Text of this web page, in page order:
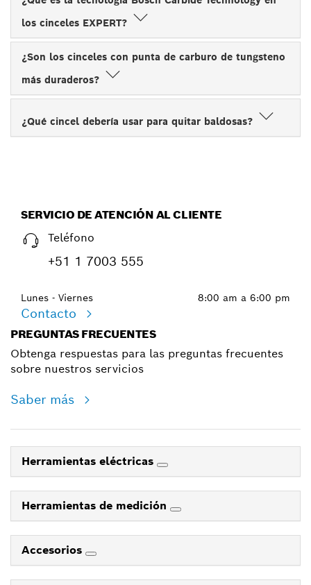
los cinceles EXPERT?
¿Son los cinceles con punta de carburo de tungsteno
más duraderos?
¿Qué cincel debería usar para quitar baldosas?
SERVICIO DE ATENCIÓN AL CLIENTE
Teléfono
+51 1 7003 555
Lunes - Viernes 8:00 am a 6:00 pm
Contacto
PREGUNTAS FRECUENTES
Obtenga respuestas para las preguntas frecuentes
sobre nuestros servicios
Saber más
Herramientas eléctricas
Herramientas de medición
Accesorios